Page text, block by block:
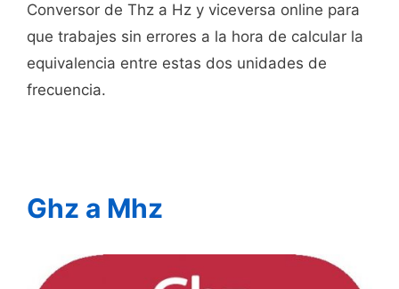
Conversor de Thz a Hz y viceversa online para
que trabajes sin errores a la hora de calcular la
equivalencia entre estas dos unidades de
frecuencia.
Ghz a Mhz